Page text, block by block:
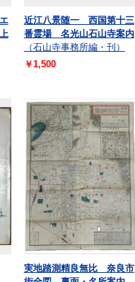
近江八景随一 西国第十三
番霊場 名光山石山寺案内
（石山寺事務所編・刊）
￥1,500
実地踏測精良無比 奈良市